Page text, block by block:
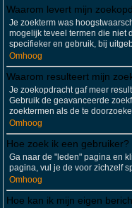
Waarom levert mijn
Je zoekterm was
mogelijk teveel termen die niet
specifieker en gebruik, bij
Omhoog
Waarom resulteert mijn
Je zoekopdracht gaf meer
Gebruik de geavanceerde
zoektermen als de te
Omhoog
Hoe zoek ik een gebruiker?
Ga naar de "leden" pagina en
pagina, vul je de voor zichzelf
Omhoog
Hoe kan ik mijn eigen